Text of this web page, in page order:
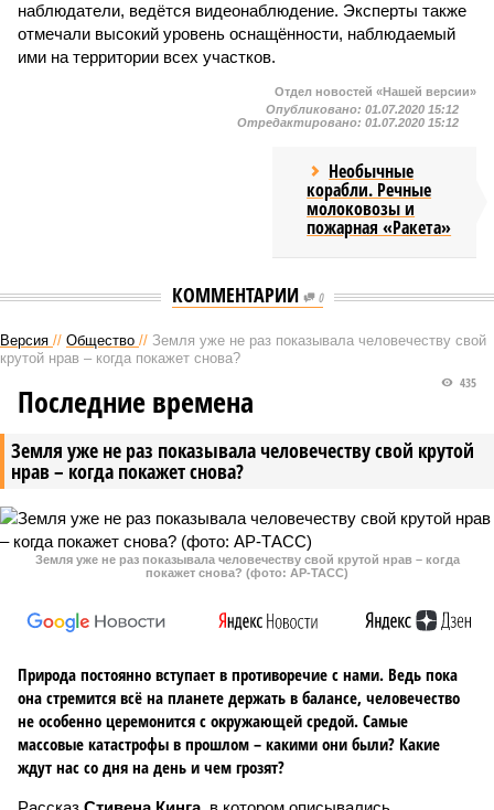
наблюдатели, ведётся видеонаблюдение. Эксперты также
отмечали высокий уровень оснащённости, наблюдаемый
ими на территории всех участков.
Отдел новостей «Нашей версии»
Опубликовано: 01.07.2020 15:12
Отредактировано: 01.07.2020 15:12
Необычные
корабли. Речные
молоковозы и
пожарная «Ракета»
КОММЕНТАРИИ 0
Версия // Общество // Земля уже не раз показывала человечеству свой
крутой нрав – когда покажет снова?
Земля уже не раз показывала человечеству свой крутой
нрав – когда покажет снова?
435
Последние времена
Земля уже не раз показывала человечеству свой крутой нрав – когда
покажет снова? (фото: АР-ТАСС)
Природа постоянно вступает в противоречие с нами. Ведь пока
она стремится всё на планете держать в балансе, человечество
не особенно церемонится с окружающей средой. Самые
массовые катастрофы в прошлом – какими они были? Какие
ждут нас со дня на день и чем грозят?